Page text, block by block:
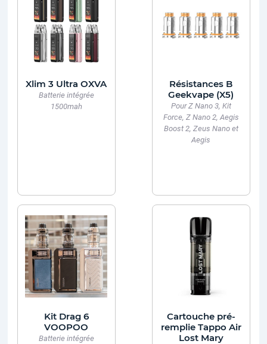
Xlim 3 Ultra OXVA
Batterie intégrée
1500mah
Résistances B
Geekvape (X5)
Pour Z Nano 3, Kit
Force, Z Nano 2, Aegis
Boost 2, Zeus Nano et
Aegis
Kit Drag 6
VOOPOO
Batterie intégrée
Cartouche pré-
remplie Tappo Air
Lost Mary